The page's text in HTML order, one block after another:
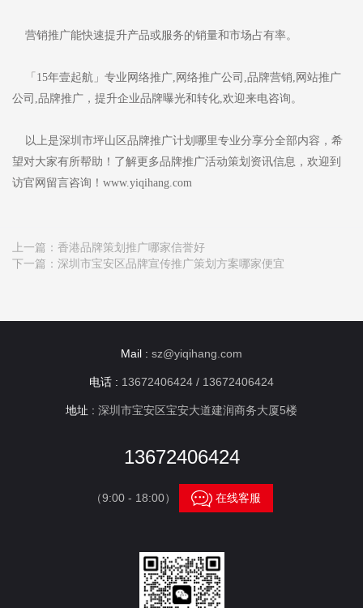
营销推广能快速提升产品或服务的销量和市场占有率。
「15年壹起航」专业网络推广,网络推广公司,品牌营销,网站推广
公司,品牌推广，提升企业品牌曝光和转化,欢迎来电咨询。
以上是深圳市坪山区品牌推广计划哪里专业分享分全部内容，希
望对大家有所帮助！了解更多品牌推广活动策划资讯信息，欢迎到
访官网留言咨询！www.yiqihang.com
上一篇： 香港品牌策划推广哪家信誉好
下一篇： 深圳市宝安区品牌宣传推广策划方案哪家便宜
Mail : sz@yiqihang.com
电话 : 13672406424 / 13672406424
地址 : 深圳市宝安区宝安大道建润商务大厦5楼
13672406424
（9:00 - 18:00） 在线客服